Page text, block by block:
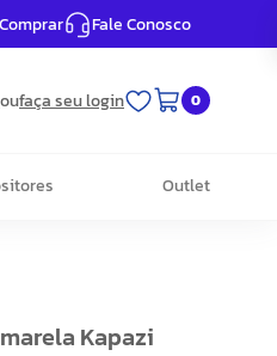
Fale Conosco
oufaça seu login 0
Outlet
Kapazi